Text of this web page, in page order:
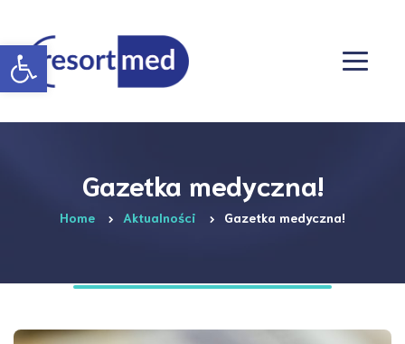
Otwórz pasek narzędzi
Gazetka medyczna!
Home Aktualności Gazetka medyczna!